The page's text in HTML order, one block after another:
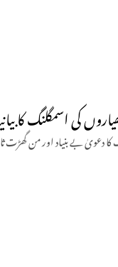
کی اسمگلنگ کا
سے 74 ہتھیاروں کی اسمگلنگ کا دعویٰ